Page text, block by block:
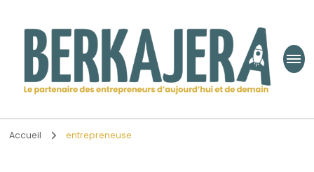
Berkajera
Accueil entrepreneuse